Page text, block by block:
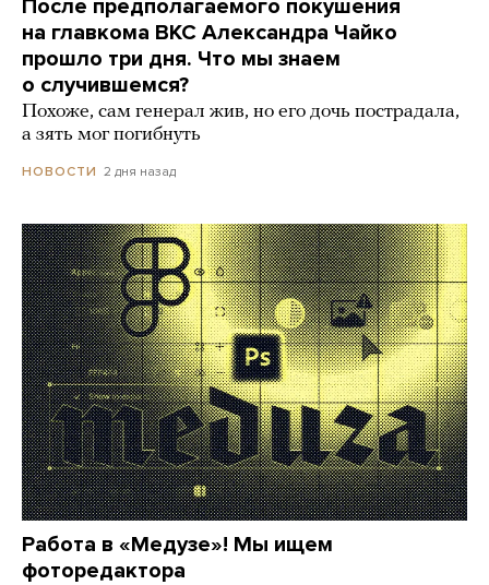
После предполагаемого покушения
на главкома ВКС Александра Чайко
прошло три дня. Что мы знаем
о случившемся?
Похоже, сам генерал жив, но его дочь пострадала,
а зять мог погибнуть
НОВОСТИ 2 дня назад
Работа в «Медузе»! Мы ищем
фоторедактора